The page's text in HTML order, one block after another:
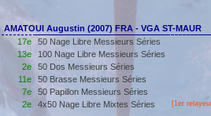
AMATOUI Augustin (2007) FRA - VGA ST-MAUR
17e
50 Nage Libre Messieurs Séries
13e
100 Nage Libre Messieurs Séries
2e
50 Dos Messieurs Séries
11e
50 Brasse Messieurs Séries
7e
50 Papillon Messieurs Séries
2e
4x50 Nage Libre Mixtes Séries [1er